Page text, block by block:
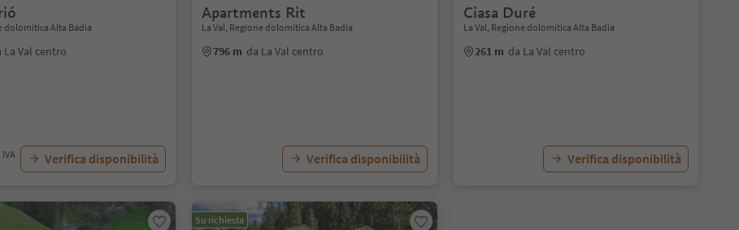
dolomitica Alta Badia
La Val centro
Verifica disponibilità
Apartments Rit
La Val, Regione dolomitica Alta Badia
796 m da La Val centro
Verifica disponibilità
Ciasa Duré
La Val, Regione dolomitica Alta Badia
261 m da La Val centro
Verifica disponibilità
Su richiesta